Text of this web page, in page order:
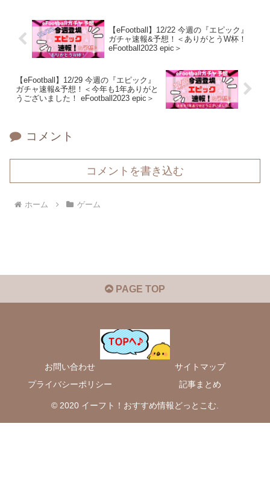
【eFootball】12/22 今週の『エピック』
ガチャ速報&予想！＜ありがとうW杯！
eFootball2023 epic＞
【eFootball】12/29 今週の『エピック』
ガチャ速報&予想！＜今年も1年ありがと
うございました！ eFootball2023 epic＞
コメント
コメントを書き込む
ホーム ゲーム
PAGE TOP
お問い合わせ
サイトマップ
プライバシーポリシー
記事まとめ
© 2020 イーフト！おすすめ情報どっとこむ.